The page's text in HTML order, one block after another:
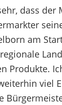
dass der
am
Produkte.
viel